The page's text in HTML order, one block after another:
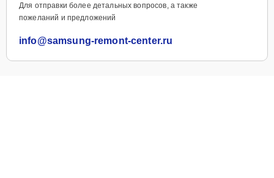
Для отправки более детальных вопросов, а также
пожеланий и предложений
info@samsung-remont-center.ru